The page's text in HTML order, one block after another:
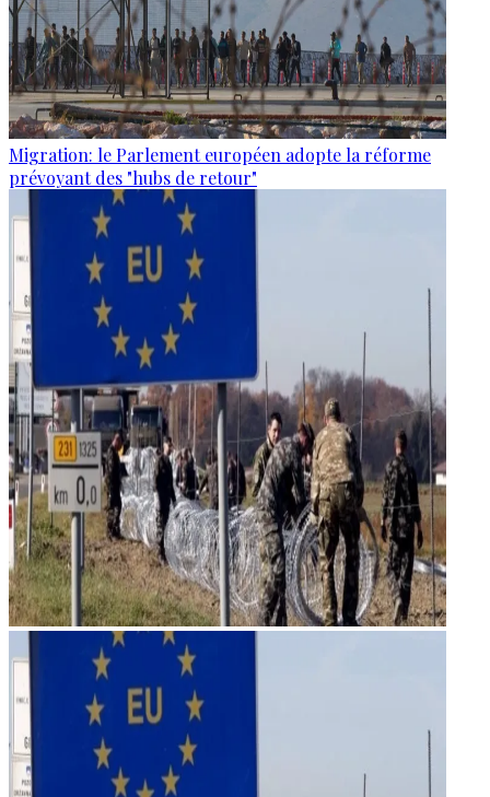
Migration: le Parlement européen adopte la réforme
prévoyant des "hubs de retour"